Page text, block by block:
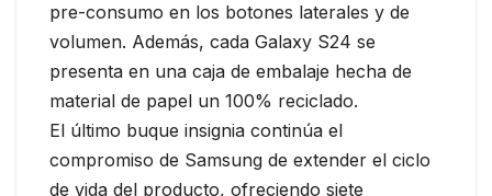
pre-consumo en los botones laterales y de
volumen. Además, cada Galaxy S24 se
presenta en una caja de embalaje hecha de
material de papel un 100% reciclado.
El último buque insignia continúa el
compromiso de Samsung de extender el ciclo
de vida del producto, ofreciendo siete